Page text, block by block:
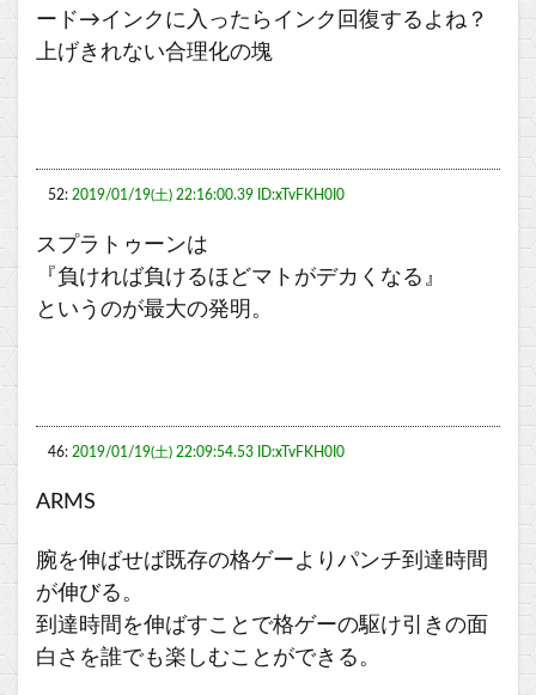
ード→インクに入ったらインク回復するよね？
上げきれない合理化の塊
52: 2019/01/19(土) 22:16:00.39 ID:xTvFKH0I0
スプラトゥーンは
『負ければ負けるほどマトがデカくなる』
というのが最大の発明。
46: 2019/01/19(土) 22:09:54.53 ID:xTvFKH0I0
ARMS
腕を伸ばせば既存の格ゲーよりパンチ到達時間
が伸びる。
到達時間を伸ばすことで格ゲーの駆け引きの面
白さを誰でも楽しむことができる。